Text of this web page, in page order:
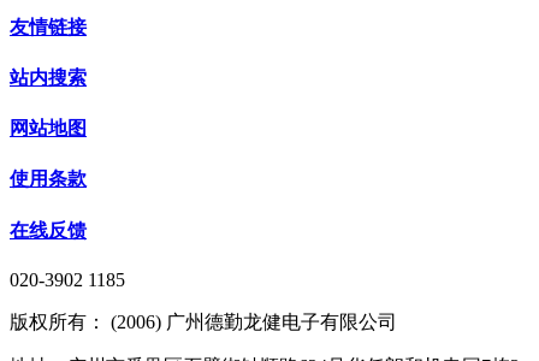
友情链接
站内搜索
网站地图
使用条款
在线反馈
020-3902 1185
版权所有： (2006) 广州德勤龙健电子有限公司